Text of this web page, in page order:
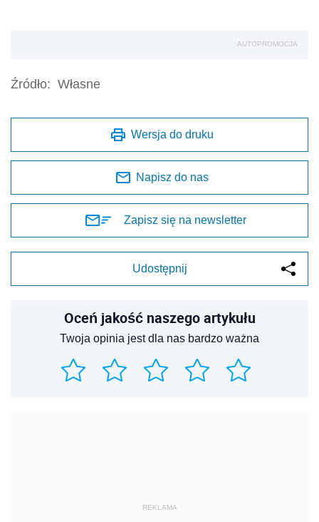
AUTOPROMOCJA
Źródło: Własne
Wersja do druku
Napisz do nas
Zapisz się na newsletter
Udostępnij
Oceń jakość naszego artykułu
Twoja opinia jest dla nas bardzo ważna
REKLAMA